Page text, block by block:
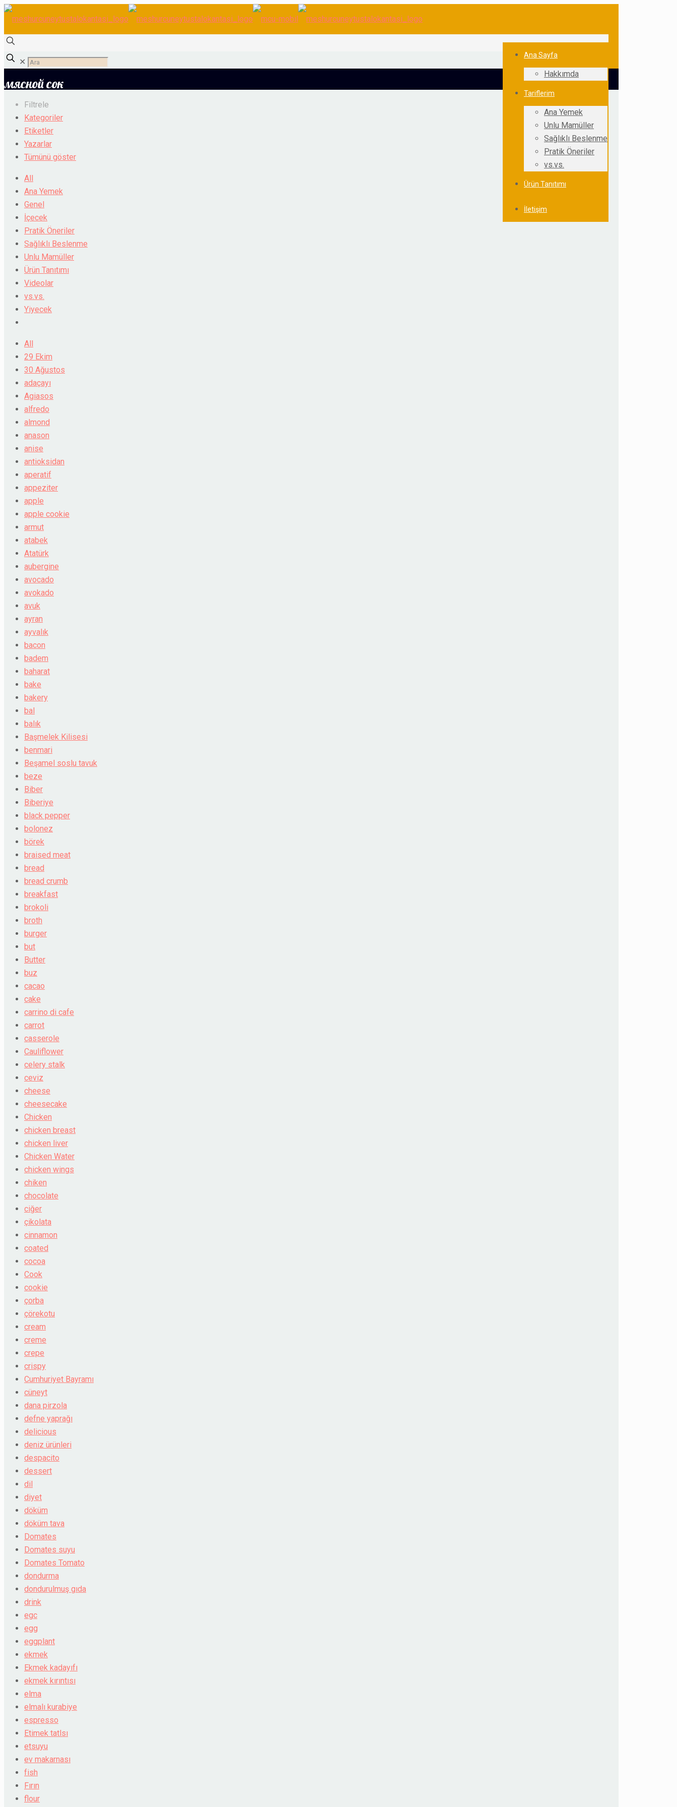
Ana Sayfa
Hakkımda
Tariflerim
Ana Yemek
Unlu Mamüller
Sağlıklı Beslenme
Pratik Öneriler
vs.vs.
Ürün Tanıtımı
İletişim
✕
мясной сок
Filtrele
Kategoriler
Etiketler
Yazarlar
Tümünü göster
All
Ana Yemek
Genel
İçecek
Pratik Öneriler
Sağlıklı Beslenme
Unlu Mamüller
Ürün Tanıtımı
Videolar
vs.vs.
Yiyecek
All
29 Ekim
30 Ağustos
adaçayı
Agiasos
alfredo
almond
anason
anise
antioksidan
aperatif
appeziter
apple
apple cookie
armut
atabek
Atatürk
aubergine
avocado
avokado
avuk
ayran
ayvalık
bacon
badem
baharat
bake
bakery
bal
balık
Başmelek Kilisesi
benmari
Beşamel soslu tavuk
beze
Biber
Biberiye
black pepper
bolonez
börek
braised meat
bread
bread crumb
breakfast
brokoli
broth
burger
but
Butter
buz
cacao
cake
carrino di cafe
carrot
casserole
Cauliflower
celery stalk
ceviz
cheese
cheesecake
Chicken
chicken breast
chicken liver
Chicken Water
chicken wings
chiken
chocolate
ciğer
çikolata
cinnamon
coated
cocoa
Cook
cookie
çorba
çörekotu
cream
creme
crepe
crispy
Cumhuriyet Bayramı
cüneyt
dana pirzola
defne yaprağı
delicious
deniz ürünleri
despacito
dessert
dil
diyet
döküm
döküm tava
Domates
Domates suyu
Domates Tomato
dondurma
dondurulmuş gıda
drink
egc
egg
eggplant
ekmek
Ekmek kadayıfı
ekmek kırıntısı
elma
elmalı kurabiye
espresso
Etimek tatlsı
etsuyu
ev makarnası
fish
Fırın
flour